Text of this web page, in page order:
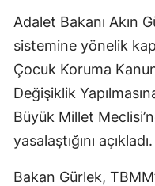
Adalet Bakanı Akın
sistemine yönelik
Çocuk Koruma
Değişiklik
Büyük Millet
yasalaştığını açıkladı.
Bakan Gürlek,